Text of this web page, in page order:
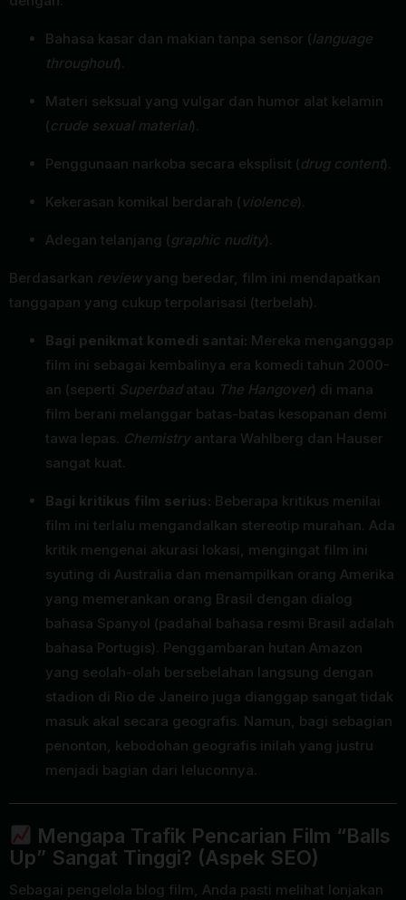
Bahasa kasar dan makian tanpa sensor (language
throughout).
Materi seksual yang vulgar dan humor alat kelamin
(crude sexual material).
Penggunaan narkoba secara eksplisit (drug content).
Kekerasan komikal berdarah ( violence).
Adegan telanjang (graphic nudity).
Berdasarkan reviewyang beredar, film ini mendapatkan
tanggapan yang cukup terpolarisasi (terbelah).
Bagi penikmat komedi santai: Mereka menganggap
film ini sebagai kembalinya era komedi tahun 2000-
an (seperti Superbadatau The Hangover) di mana
film berani melanggar batas-batas kesopanan demi
tawa lepas. Chemistryantara Wahlberg dan Hauser
sangat kuat.
Bagi kritikus film serius: Beberapa kritikus menilai
film ini terlalu mengandalkan stereotip murahan. Ada
kritik mengenai akurasi lokasi, mengingat film ini
syuting di Australia dan menampilkan orang Amerika
yang memerankan orang Brasil dengan dialog
bahasa Spanyol (padahal bahasa resmi Brasil adalah
bahasa Portugis). Penggambaran hutan Amazon
yang seolah-olah bersebelahan langsung dengan
stadion di Rio de Janeiro juga dianggap sangat tidak
masuk akal secara geografis. Namun, bagi sebagian
penonton, kebodohan geografis inilah yang justru
menjadi bagian dari leluconnya.
Mengapa Trafik Pencarian Film “Balls
Up” Sangat Tinggi? (Aspek SEO)
Sebagai pengelola blog film, Anda pasti melihat lonjakan